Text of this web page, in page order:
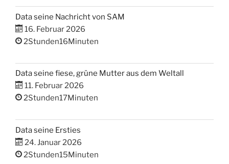
Data seine Nachricht von SAM
16. Februar 2026
2Stunden16Minuten
Data seine fiese, grüne Mutter aus dem Weltall
11. Februar 2026
2Stunden17Minuten
Data seine Ersties
24. Januar 2026
2Stunden15Minuten